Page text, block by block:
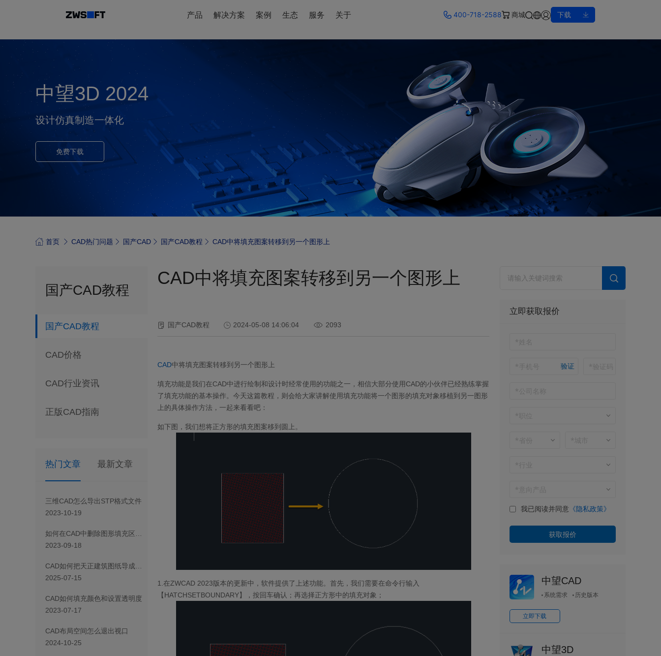
产品 解决方案 案例 生态 服务 关于 400-718-2588 商城 下载
中望3D 2024
设计仿真制造一体化
免费下载
首页 CAD热门问题 国产CAD 国产CAD教程 CAD中将填充图案转移到另一个图形上
国产CAD教程
国产CAD教程
CAD价格
CAD行业资讯
正版CAD指南
热门文章 最新文章
三维CAD怎么导出STP格式文件
2023-10-19
如何在CAD中删除图形填充区域的一部分
2023-09-18
CAD如何把天正建筑图纸导成天正T3/T8/T9格式版本
2025-07-15
CAD如何填充颜色和设置透明度
2023-07-17
CAD布局空间怎么退出视口
2024-10-25
CAD中将填充图案转移到另一个图形上
国产CAD教程 2024-05-08 14:06:04 2093
CAD中将填充图案转移到另一个图形上
填充功能是我们在CAD中进行绘制和设计时经常使用的功能之一，相信大部分使用CAD的小伙伴已经熟练掌握
了填充功能的基本操作。今天这篇教程，则会给大家讲解使用填充功能将一个图形的填充对象移植到另一图形
上的具体操作方法，一起来看看吧：
如下图，我们想将正方形的填充图案移到圆上。
1.在ZWCAD 2023版本的更新中，软件提供了上述功能。首先，我们需要在命令行输入
【HATCHSETBOUNDARY】，按回车确认；再选择正方形中的填充对象；
立即获取报价
验证
我已阅读并同意 《隐私政策》
中望CAD
系统需求 历史版本
立即下载
中望3D